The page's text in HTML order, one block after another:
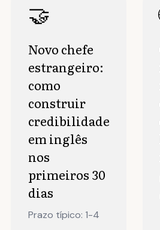
🤝
Novo chefe
estrangeiro:
como
construir
credibilidade
em inglês
nos
primeiros 30
dias
Prazo típico: 1-4